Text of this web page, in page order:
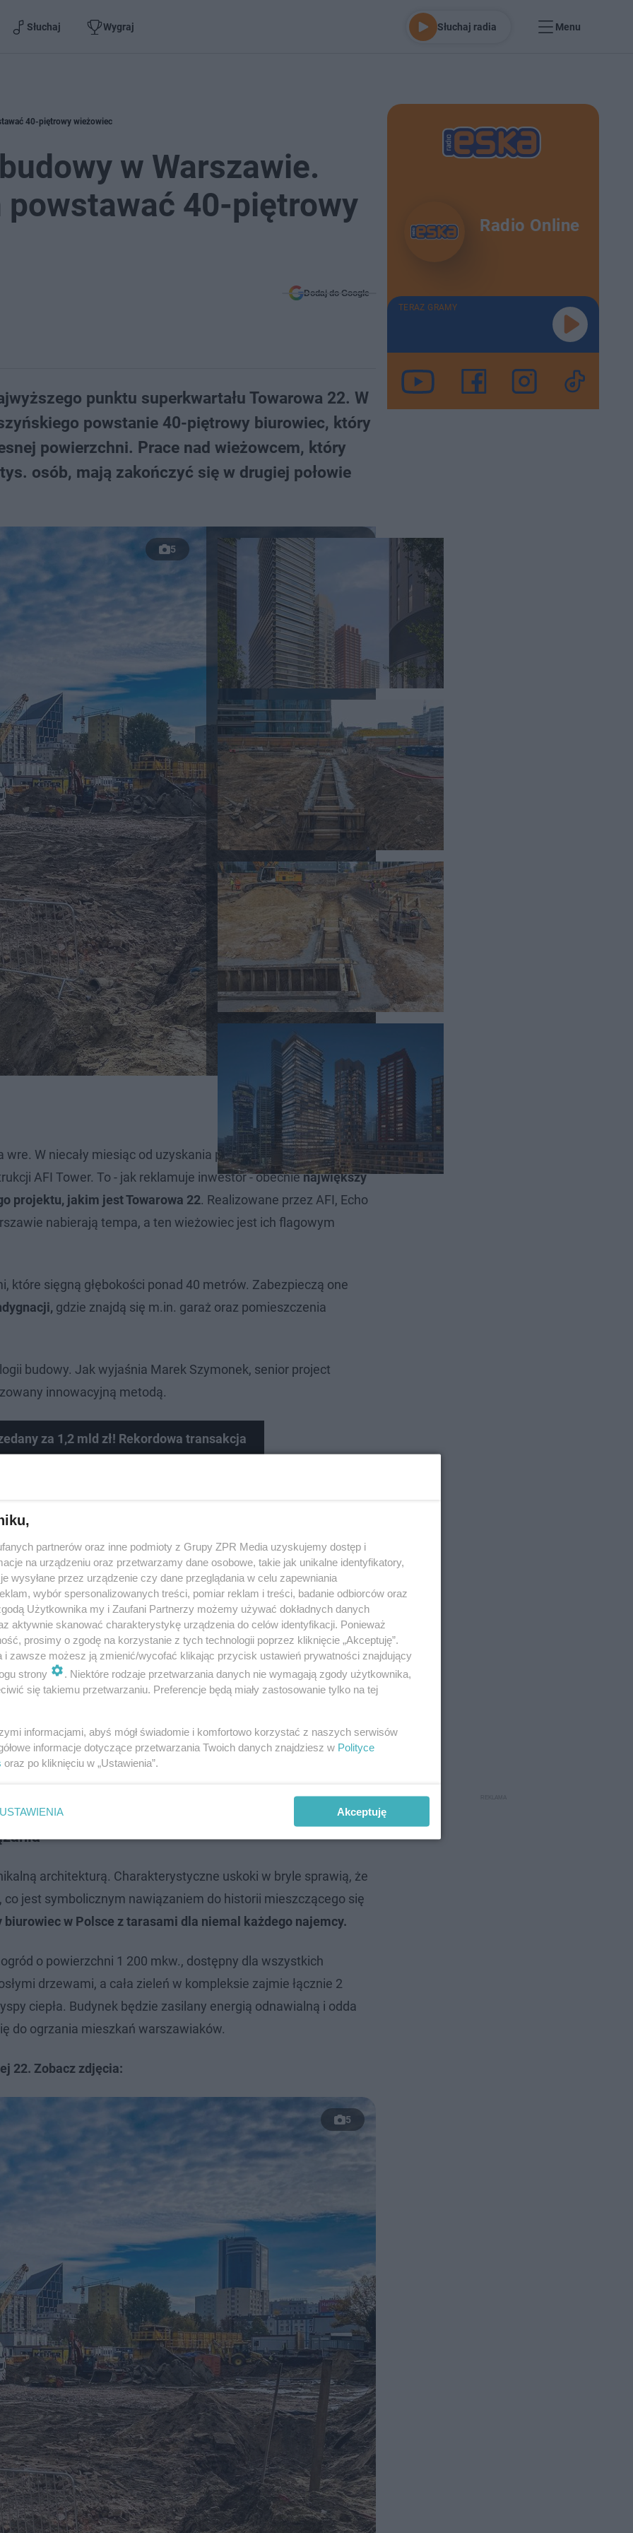
Słuchaj Wygraj Słuchaj radia Menu
40-piętrowy wieżowiec
w Warszawie.
powstawać 40-piętrowy
Dodaj do Google
punktu superkwartału Towarowa 22. W
powstanie 40-piętrowy biurowiec, który
powierzchni. Prace nad wieżowcem, który
osób, mają zakończyć się w drugiej połowie
5
W niecały miesiąc od uzyskania pozwolenia na budowę,
AFI Tower. To - jak reklamuje inwestor - obecnienajwiększy
projektu, jakim jest Towarowa 22. Realizowane przez AFI, Echo
nabierają tempa, a ten wieżowiec jest ich flagowym
sięgną głębokości ponad 40 metrów. Zabezpieczą one
gdzie znajdą się m.in. garaż oraz pomieszczenia
budowy. Jak wyjaśnia Marek Szymonek, senior project
innowacyjną metodą.
za 1,2 mld zł! Rekordowa transakcja
metodą podstropową. Pierwszy strop, który wykonamy to strop
wykonując roboty ziemne naprzemiennie z kolejnymi stropami.
nam przejść do prac w górę budynku. Zgodnie z
1,5 roku.
Szymonek.
architekturą. Charakterystyczne uskoki w bryle sprawią, że
, co jest symbolicznym nawiązaniem do historii mieszczącego się
biurowiec w Polsce z tarasami dla niemal każdego najemcy.
o powierzchni 1 200 mkw., dostępny dla wszystkich
drzewami, a cała zieleń w kompleksie zajmie łącznie 2
ciepła. Budynek będzie zasilany energią odnawialną i odda
do ogrzania mieszkań warszawiaków.
22. Zobacz zdjęcia:
5
Radio Online
TERAZ GRAMY
partnerów oraz inne podmioty z Grupy ZPR Media uzyskujemy dostęp i
na urządzeniu oraz przetwarzamy dane osobowe, takie jak unikalne identyfikatory,
wysyłane przez urządzenie czy dane przeglądania w celu zapewniania
wybór spersonalizowanych treści, pomiar reklam i treści, badanie odbiorców oraz
Użytkownika my i Zaufani Partnerzy możemy używać dokładnych danych
aktywnie skanować charakterystykę urządzenia do celów identyfikacji. Ponieważ
prosimy o zgodę na korzystanie z tych technologii poprzez kliknięcie „Akceptuję”.
i zawsze możesz ją zmienić/wycofać klikając przycisk ustawień prywatności znajdujący
strony
. Niektóre rodzaje przetwarzania danych nie wymagają zgody użytkownika,
się takiemu przetwarzaniu. Preferencje będą miały zastosowanie tylko na tej
informacjami, abyś mógł świadomie i komfortowo korzystać z naszych serwisów
informacje dotyczące przetwarzania Twoich danych znajdziesz w Polityce
oraz po kliknięciu w „Ustawienia”.
USTAWIENIA Akceptuję